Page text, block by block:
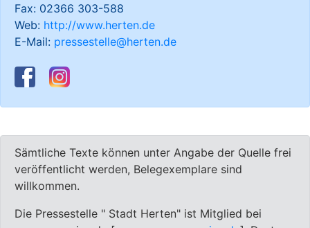
Fax: 02366 303-588
Web: http://www.herten.de
E-Mail: pressestelle@herten.de
Sämtliche Texte können unter Angabe der Quelle frei
veröffentlicht werden, Belegexemplare sind
willkommen.
Die Pressestelle " Stadt Herten" ist Mitglied bei